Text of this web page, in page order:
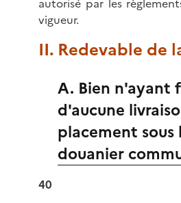
autorisé par les
vigueur.
II. Redevable de
A. Bien n'ayant
d'aucune
placement sous
douanier
40